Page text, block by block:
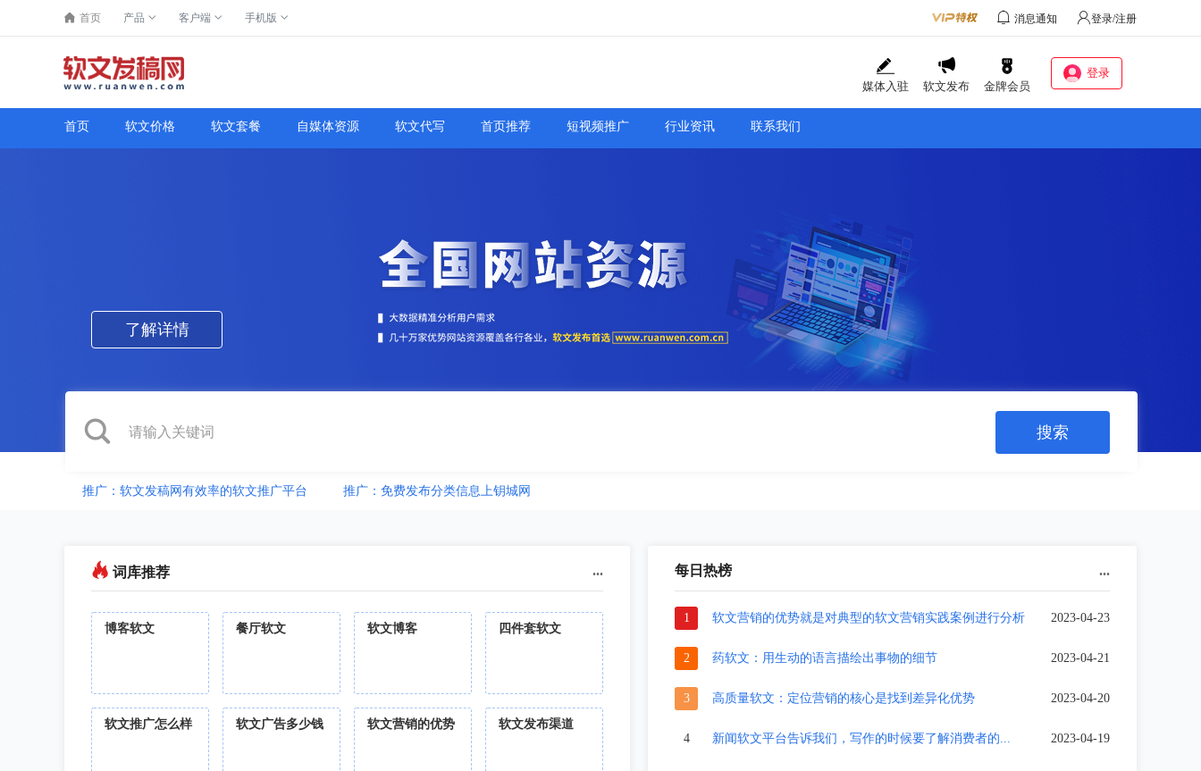
首页 产品 客户端 手机版 消息通知 登录/注册
媒体入驻 软文发布 金牌会员
登录
首页 软文价格 软文套餐 自媒体资源 软文代写 首页推荐 短视频推广 行业资讯 联系我们
了解详情
推广：软文发稿网有效率的软文推广平台 推广：免费发布分类信息上钥城网
词库推荐 ...
博客软文 餐厅软文 软文博客 四件套软文
软文推广怎么样 软文广告多少钱 软文营销的优势 软文发布渠道
每日热榜 ...
1 软文营销的优势就是对典型的软文营销实践案例进行分析 2023-04-23
2 药软文：用生动的语言描绘出事物的细节 2023-04-21
3 高质量软文：定位营销的核心是找到差异化优势 2023-04-20
4 新闻软文平台告诉我们，写作的时候要了解消费者的... 2023-04-19